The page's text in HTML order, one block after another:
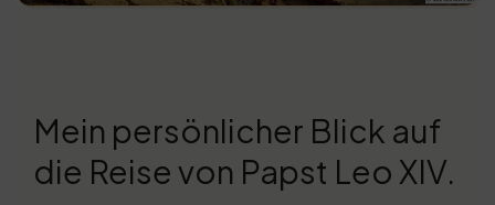
Mein persönlicher Blick auf
die Reise von Papst Leo XIV.